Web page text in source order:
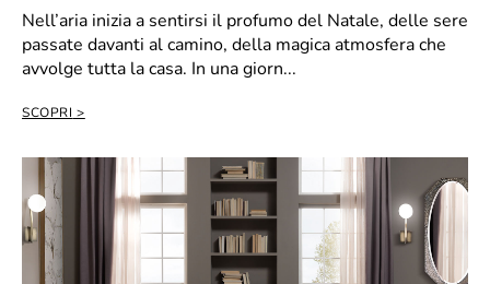
Nell’aria inizia a sentirsi il profumo del Natale, delle sere
passate davanti al camino, della magica atmosfera che
avvolge tutta la casa. In una giorn...
SCOPRI